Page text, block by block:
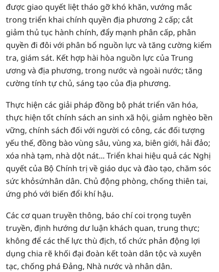
được giao quyết liệt tháo gỡ khó khăn, vướng mắc
trong triển khai chính quyền địa phương 2 cấp; cắt
giảm thủ tục hành chính, đẩy mạnh phân cấp, phân
quyền đi đôi với phân bổ nguồn lực và tăng cường kiểm
tra, giám sát. Kết hợp hài hòa nguồn lực của Trung
ương và địa phương, trong nước và ngoài nước; tăng
cường tính tự chủ, sáng tạo của địa phương.
Thực hiện các giải pháp đồng bộ phát triển văn hóa,
thực hiện tốt chính sách an sinh xã hội, giảm nghèo bền
vững, chính sách đối với người có công, các đối tượng
yếu thế, đồng bào vùng sâu, vùng xa, biên giới, hải đảo;
xóa nhà tạm, nhà dột nát... Triển khai hiệu quả các Nghị
quyết của Bộ Chính trị về giáo dục và đào tạo, chăm sóc
sức khỏsứnhân dân. Chủ động phòng, chống thiên tai,
ứng phó với biến đổi khí hậu.
Các cơ quan truyền thông, báo chí coi trọng tuyên
truyền, định hướng dư luận khách quan, trung thực;
không để các thế lực thù địch, tổ chức phản động lợi
dụng chia rẽ khối đại đoàn kết toàn dân tộc và xuyên
tạc, chống phá Đảng, Nhà nước và nhân dân.